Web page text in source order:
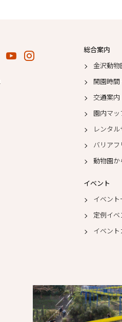
総合案内
金沢動物
開園時
交通案内
園内マッ
レンタ
バリアフ
動物園か
イベント
イベント
定例イベ
イベン